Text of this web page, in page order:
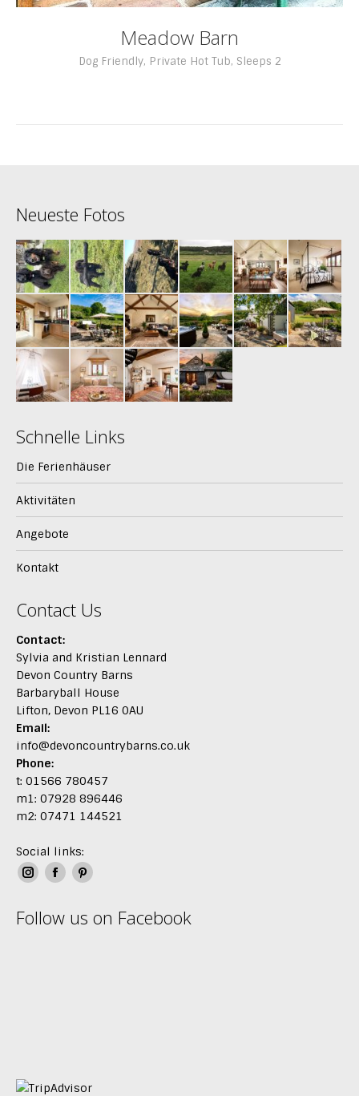
Meadow Barn
Dog Friendly, Private Hot Tub, Sleeps 2
Neueste Fotos
Schnelle Links
Die Ferienhäuser
Aktivitäten
Angebote
Kontakt
Contact Us
Contact:
Sylvia and Kristian Lennard
Devon Country Barns
Barbaryball House
Lifton, Devon PL16 0AU
Email:
info@devoncountrybarns.co.uk
Phone:
t: 01566 780457
m1: 07928 896446
m2: 07471 144521
Social links:
Instagram
opens
Facebook
opens
Pinterest
opens
Follow us on Facebook